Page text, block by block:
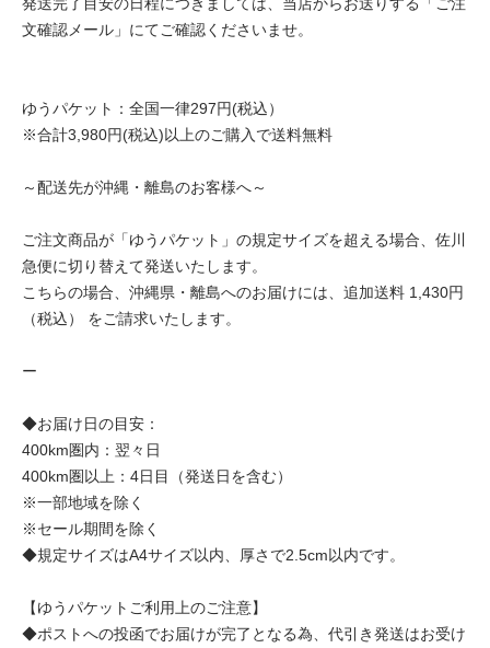
文確認メール」にてご確認くださいませ。
ゆうパケット：全国一律297円(税込）
※合計3,980円(税込)以上のご購入で送料無料
～配送先が沖縄・離島のお客様へ～
ご注文商品が「ゆうパケット」の規定サイズを超える場合、佐川
急便に切り替えて発送いたします。
こちらの場合、沖縄県・離島へのお届けには、追加送料 1,430円
（税込） をご請求いたします。
ー
◆お届け日の目安：
400km圏内：翌々日
400km圏以上：4日目（発送日を含む）
※一部地域を除く
※セール期間を除く
◆規定サイズはA4サイズ以内、厚さで2.5cm以内です。
【ゆうパケットご利用上のご注意】
◆ポストへの投函でお届けが完了となる為、代引き発送はお受け